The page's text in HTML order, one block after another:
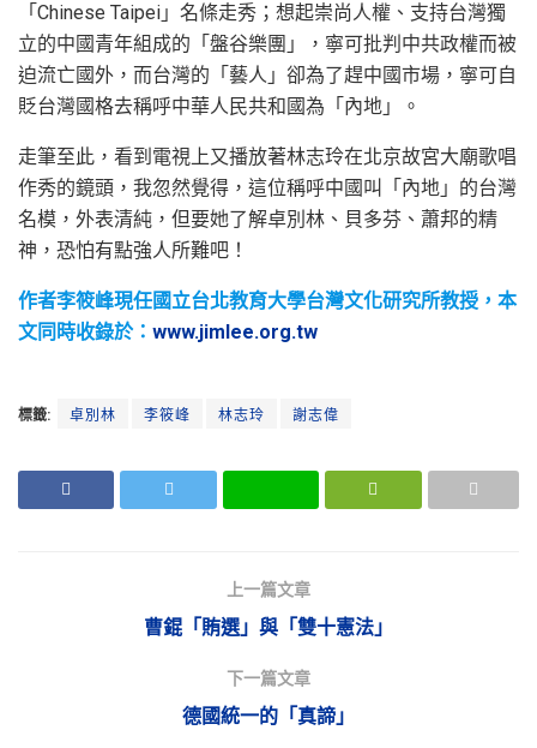
「Chinese Taipei」名條走秀；想起崇尚人權、支持台灣獨
立的中國青年組成的「盤谷樂團」，寧可批判中共政權而被
迫流亡國外，而台灣的「藝人」卻為了趕中國市場，寧可自
貶台灣國格去稱呼中華人民共和國為「內地」。
走筆至此，看到電視上又播放著林志玲在北京故宮大廟歌唱
作秀的鏡頭，我忽然覺得，這位稱呼中國叫「內地」的台灣
名模，外表清純，但要她了解卓別林、貝多芬、蕭邦的精
神，恐怕有點強人所難吧！
作者李筱峰現任國立台北教育大學台灣文化研究所教授，本
文同時收錄於： www.jimlee.org.tw
標籤: 卓別林 李筱峰 林志玲 謝志偉
上一篇文章
曹錕「賄選」與「雙十憲法」
下一篇文章
德國統一的「真諦」